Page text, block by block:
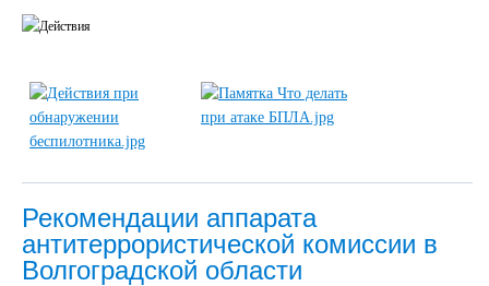
Рекомендации аппарата
антитеррористической комиссии в
Волгоградской области